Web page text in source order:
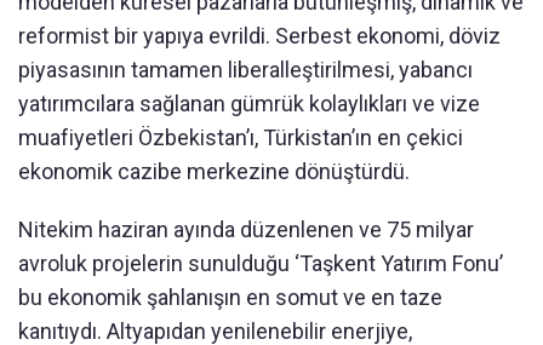
reformist bir yapıya evrildi. Serbest ekonomi, döviz
piyasasının tamamen liberalleştirilmesi, yabancı
yatırımcılara sağlanan gümrük kolaylıkları ve vize
muafiyetleri Özbekistan’ı, Türkistan’ın en çekici
ekonomik cazibe merkezine dönüştürdü.
Nitekim haziran ayında düzenlenen ve 75 milyar
avroluk projelerin sunulduğu ‘Taşkent Yatırım Fonu’
bu ekonomik şahlanışın en somut ve en taze
kanıtıydı. Altyapıdan yenilenebilir enerjiye,